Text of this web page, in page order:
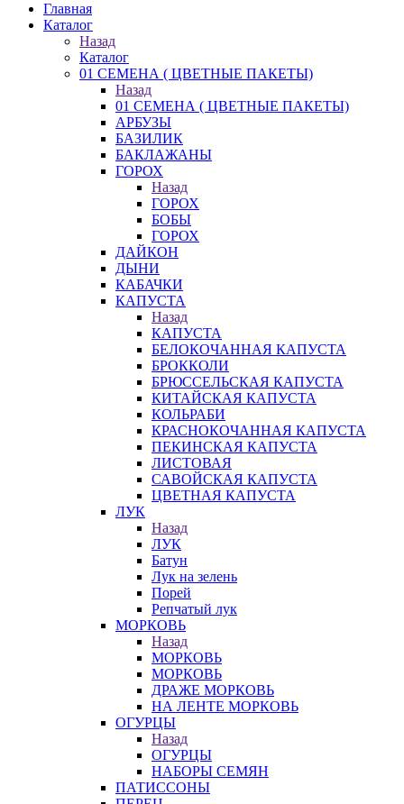
Главная
Каталог
Назад
Каталог
01 СЕМЕНА ( ЦВЕТНЫЕ ПАКЕТЫ)
Назад
01 СЕМЕНА ( ЦВЕТНЫЕ ПАКЕТЫ)
АРБУЗЫ
БАЗИЛИК
БАКЛАЖАНЫ
ГОРОХ
Назад
ГОРОХ
БОБЫ
ГОРОХ
ДАЙКОН
ДЫНИ
КАБАЧКИ
КАПУСТА
Назад
КАПУСТА
БЕЛОКОЧАННАЯ КАПУСТА
БРОККОЛИ
БРЮССЕЛЬСКАЯ КАПУСТА
КИТАЙСКАЯ КАПУСТА
КОЛЬРАБИ
КРАСНОКОЧАННАЯ КАПУСТА
ПЕКИНСКАЯ КАПУСТА
ЛИСТОВАЯ
САВОЙСКАЯ КАПУСТА
ЦВЕТНАЯ КАПУСТА
ЛУК
Назад
ЛУК
Батун
Лук на зелень
Порей
Репчатый лук
МОРКОВЬ
Назад
МОРКОВЬ
МОРКОВЬ
ДРАЖЕ МОРКОВЬ
НА ЛЕНТЕ МОРКОВЬ
ОГУРЦЫ
Назад
ОГУРЦЫ
НАБОРЫ СЕМЯН
ПАТИССОНЫ